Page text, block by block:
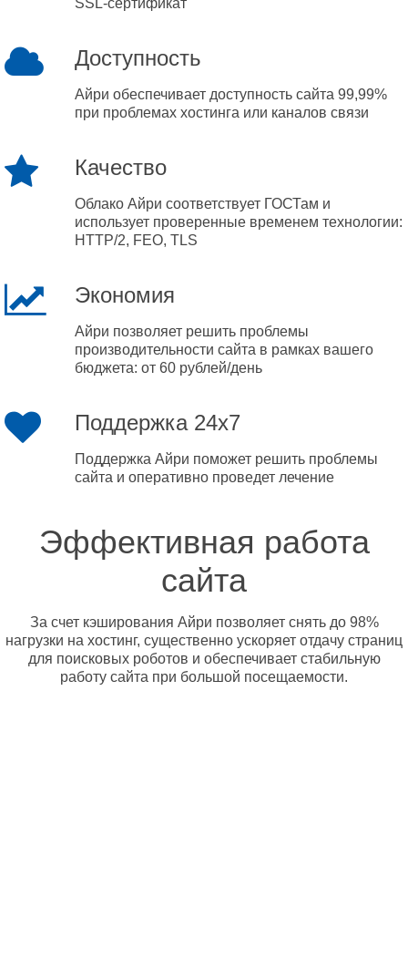
SSL-сертификат
Доступность
Айри обеспечивает доступность сайта 99,99%
при проблемах хостинга или каналов связи
Качество
Облако Айри соответствует ГОСТам и
использует проверенные временем технологии:
HTTP/2, FEO, TLS
Экономия
Айри позволяет решить проблемы
производительности сайта в рамках вашего
бюджета: от 60 рублей/день
Поддержка 24x7
Поддержка Айри поможет решить проблемы
сайта и оперативно проведет лечение
Эффективная работа
сайта
За счет кэширования Айри позволяет снять до 98%
нагрузки на хостинг, существенно ускоряет отдачу страниц
для поисковых роботов и обеспечивает стабильную
работу сайта при большой посещаемости.